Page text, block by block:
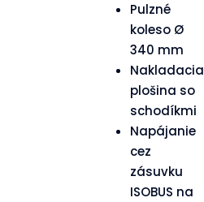
Pulzné
koleso Ø
340 mm
Nakladacia
plošina so
schodíkmi
Napájanie
cez
zásuvku
ISOBUS na